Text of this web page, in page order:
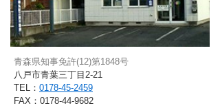
青森県知事免許(12)第1848号
八戸市青葉三丁目2-21
TEL： 0178-45-2459
FAX：0178-44-9682